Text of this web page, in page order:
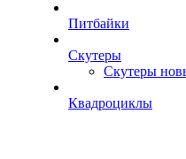
Питбайки
Скутеры
Скутеры
Квадроциклы